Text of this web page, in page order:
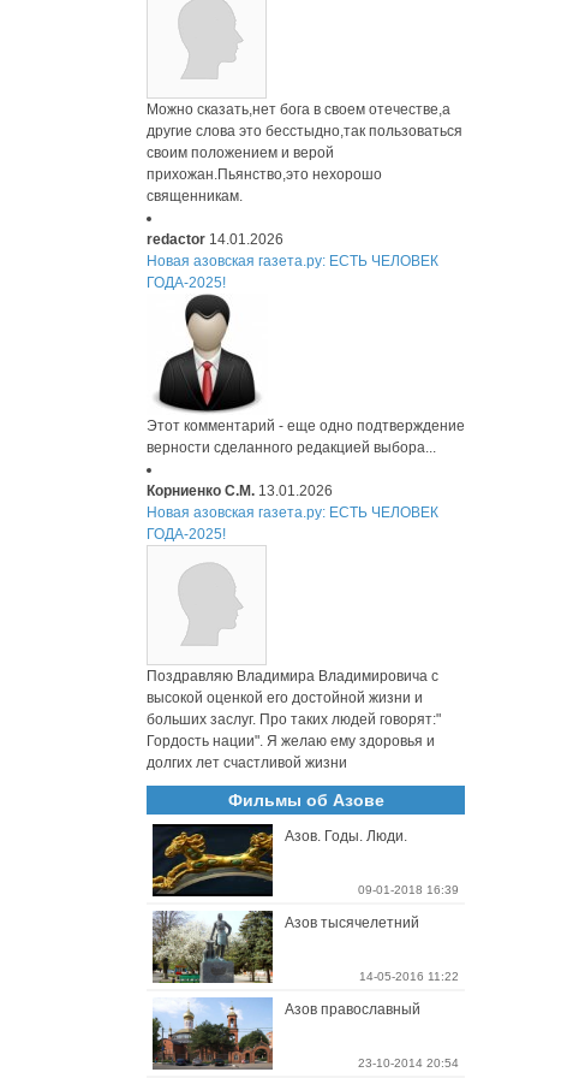
Можно сказать,нет бога в своем отечестве,а
другие слова это бесстыдно,так пользоваться
своим положением и верой
прихожан.Пьянство,это нехорошо
священникам.
redactor 14.01.2026
Новая азовская газета.ру: ЕСТЬ ЧЕЛОВЕК
ГОДА-2025!
Этот комментарий - еще одно подтверждение
верности сделанного редакцией выбора...
Корниенко С.М. 13.01.2026
Новая азовская газета.ру: ЕСТЬ ЧЕЛОВЕК
ГОДА-2025!
Поздравляю Владимира Владимировича с
высокой оценкой его достойной жизни и
больших заслуг. Про таких людей говорят:"
Гордость нации". Я желаю ему здоровья и
долгих лет счастливой жизни
Фильмы об Азове
Азов. Годы. Люди.
09-01-2018 16:39
Азов тысячелетний
14-05-2016 11:22
Азов православный
23-10-2014 20:54